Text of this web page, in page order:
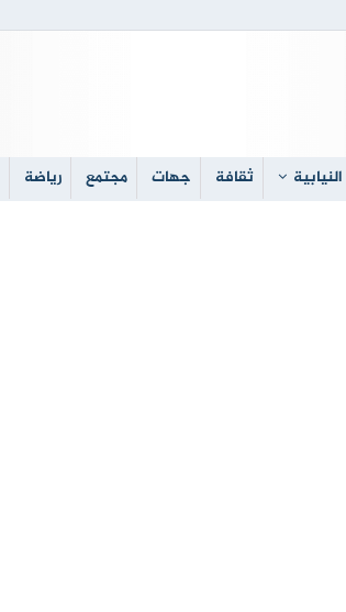
ثقافة جهات مجتمع رياضة